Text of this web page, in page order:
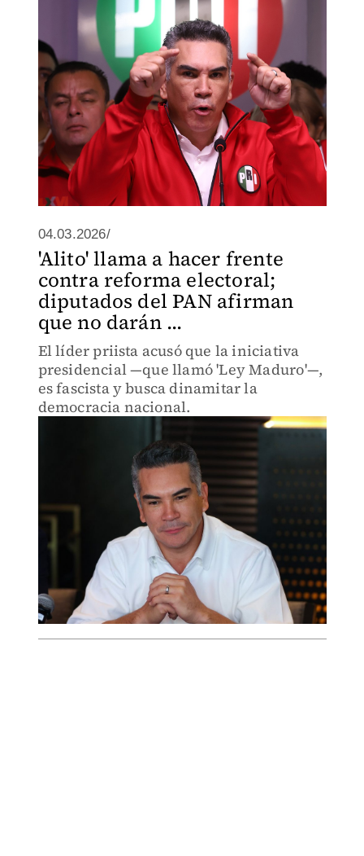
04.03.2026/
'Alito' llama a hacer frente
contra reforma electoral;
diputados del PAN afirman
que no darán ...
El líder priista acusó que la iniciativa
presidencial —que llamó 'Ley Maduro'—,
es fascista y busca dinamitar la
democracia nacional.